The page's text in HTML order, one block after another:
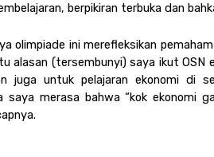
berpikiran terbuka dan
olimpiade ini merefleksikan
alasan (tersembunyi) saya ikut OSN
juga untuk pelajaran ekonomi di
saya merasa bahwa “kok ekonomi